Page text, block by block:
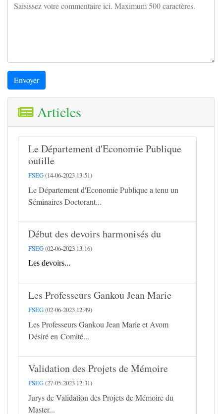
Envoyer
Articles
Le Département d'Economie Publique
outille
FSEG(14-06-2023 13:51)
Le Département d'Economie Publique a tenu un
Séminaires Doctorant...
Début des devoirs harmonisés du
FSEG(02-06-2023 13:16)
Les devoirs...
Les Professeurs Gankou Jean Marie
FSEG(02-06-2023 12:49)
Les Professeurs Gankou Jean Marie et Avom
Désiré en Comité...
Validation des Projets de Mémoire
FSEG(27-05-2023 12:31)
Jurys de Validation des Projets de Mémoire du
Master...